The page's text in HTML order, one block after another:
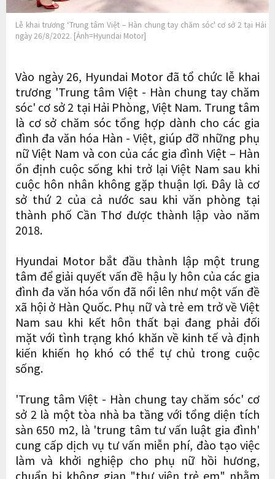
Lễ khai trương ‘Trung tâm Việt – Hàn chung tay chăm sóc' cơ sở 2 tại Hải
ngày 26/8/2022. [Ảnh=Hyundai Motor]
Vào ngày 26, Hyundai Motor đã tổ chức lễ khai
trương 'Trung tâm Việt - Hàn chung tay chăm
sóc' cơ sở 2 tại Hải Phòng, Việt Nam. Trung tâm
là cơ sở chăm sóc tổng hợp dành cho các gia
đình đa văn hóa Hàn - Việt, giúp đỡ những phụ
nữ Việt Nam và con của các gia đình Việt – Hàn
ổn định cuộc sống khi trở lại Việt Nam sau khi
cuộc hôn nhân không gặp thuận lợi. Đây là cơ
sở thứ 2 của cả nước sau khi văn phòng tại
thành phố Cần Thơ được thành lập vào năm
2018.
Hyundai Motor bắt đầu thành lập một trung
tâm để giải quyết vấn đề hậu ly hôn của các gia
đình đa văn hóa vốn đã nổi lên như một vấn đề
xã hội ở Hàn Quốc. Phụ nữ và trẻ em trở về Việt
Nam sau khi kết hôn thất bại đang phải đối
mặt với tình trạng khó khăn về kinh tế và định
kiến khiến họ khó có thể tự chủ trong cuộc
sống.
'Trung tâm Việt - Hàn chung tay chăm sóc' cơ
sở 2 là một tòa nhà ba tầng với tổng diện tích
sàn 650 m2, là 'trung tâm tư vấn luật gia đình'
cung cấp dịch vụ tư vấn miễn phí, đào tạo việc
làm và khởi nghiệp cho phụ nữ hồi hương,
chuẩn bị không gian "thư viện trẻ em" nhằm